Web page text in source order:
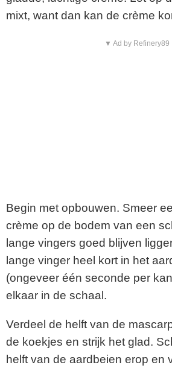
mixt, want dan kan de crème
▼ Ad by Refinery89
Begin met opbouwen. Smeer
crème op de bodem van een
lange vingers goed blijven
lange vinger heel kort in het
(ongeveer één seconde per
elkaar in de schaal.
Verdeel de helft van de
de koekjes en strijk het glad.
helft van de aardbeien erop en